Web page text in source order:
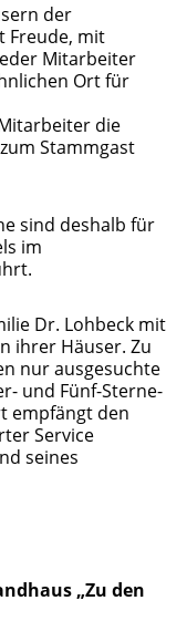
der
Freude, mit
Mitarbeiter
Ort für
die
Stammgast
sind deshalb für
im
Dr. Lohbeck mit
ihrer Häuser. Zu
nur ausgesuchte
und Fünf-Sterne-
empfängt den
Service
seines
„Zu den